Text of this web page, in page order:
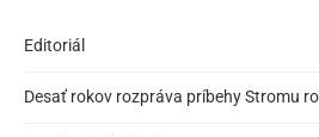
Editoriál
Desať rokov rozpráva príbehy Stromu